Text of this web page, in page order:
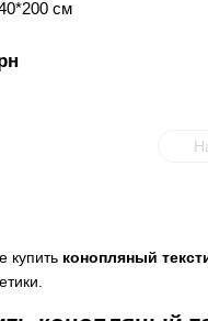
купить конопляный
см